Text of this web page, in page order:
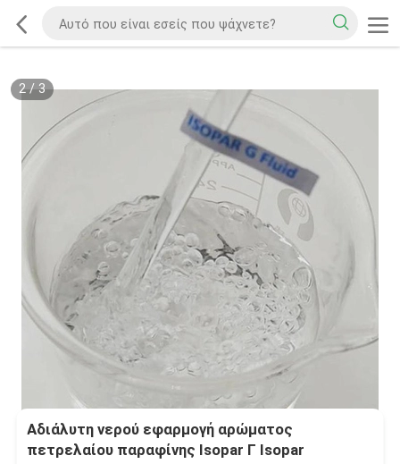
2/3
Αδιάλυτη νερού εφαρμογή αρώματος
πετρελαίου παραφίνης Isopar Γ Isopar